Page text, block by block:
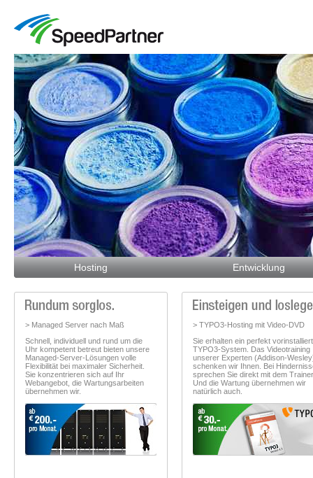
Hosting Entwicklung
> Managed Server nach Maß
Schnell, individuell und rund um die
Uhr kompetent betreut bieten unsere
Managed-Server-Lösungen volle
Flexibilität bei maximaler Sicherheit.
Sie konzentrieren sich auf Ihr
Webangebot, die Wartungsarbeiten
übernehmen wir.
> TYPO3-Hosting mit Video-DVD
Sie erhalten ein perfekt
TYPO3-System. Das Videotraining
unserer Experten (Addison-
schenken wir Ihnen. Bei
sprechen Sie direkt mit dem
Und die Wartung übernehmen wir
natürlich auch.